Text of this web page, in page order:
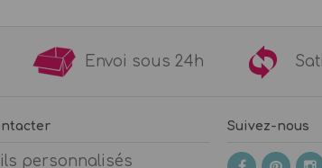
Envoi sous 24h
personnalisés
Suivez-nous